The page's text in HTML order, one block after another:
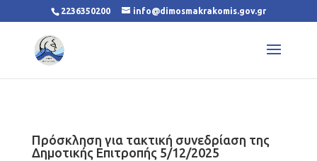
2236350200 info@dimosmakrakomis.gov.gr
Πρόσκληση για τακτική συνεδρίαση της
Δημοτικής Επιτροπής 5/12/2025